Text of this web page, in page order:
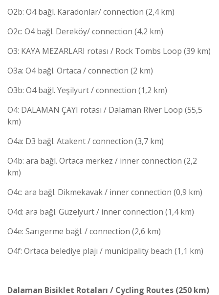
O2b: O4 bağl. Karadonlar/ connection (2,4 km)
O2c: O4 bağl. Dereköy/ connection (4,2 km)
O3: KAYA MEZARLARI rotası / Rock Tombs Loop (39 km)
O3a: O4 bağl. Ortaca / connection (2 km)
O3b: O4 bağl. Yeşilyurt / connection (1,2 km)
O4: DALAMAN ÇAYI rotası / Dalaman River Loop (55,5
km)
O4a: D3 bağl. Atakent / connection (3,7 km)
O4b: ara bağl. Ortaca merkez / inner connection (2,2
km)
O4c: ara bağl. Dikmekavak / inner connection (0,9 km)
O4d: ara bağl. Güzelyurt / inner connection (1,4 km)
O4e: Sarıgerme bağl. / connection (2,6 km)
O4f: Ortaca belediye plajı / municipality beach (1,1 km)
Dalaman Bisiklet Rotaları / Cycling Routes (250 km)